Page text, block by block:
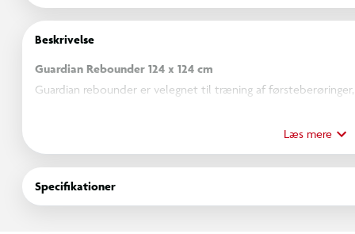
Beskrivelse
Guardian Rebounder 124 x 124 cm
Guardian rebounder er velegnet til træning af
pulverlakerede stålramme bidrager til en stabil konstruktion,
kontrolleret retur under træningen. Rebounderen kan
boldsportsgrene.
Læs mere
Specifikationer